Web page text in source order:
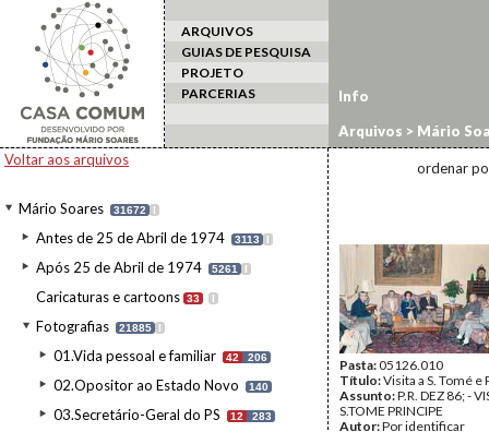
ARQUIVOS
GUIAS DE PESQUISA
PROJETO
PARCERIAS
Voltar aos arquivos
Mário Soares 31672 I
Antes de 25 de Abril de 1974 3113 I
Após 25 de Abril de 1974 5261 I
Caricaturas e cartoons 33 I
Fotografias 21885 I
01.Vida pessoal e familiar 42 206
02.Opositor ao Estado Novo 140
03.Secretário-Geral do PS 12 283
Info
Arquivos > Mário
estrangeiro>São
ordenar
Pasta:05126.010
Título:Visita a S. Tomé e
Assunto:P.R. DEZ 86; -
S.TOME PRINCIPE
Autor:Por identificar